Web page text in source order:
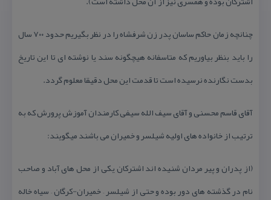
چنانچه زمان حاكم ساسان پدر زن شرفشاه را در نظر بگیریم حدود ۷۰۰ سال
را باید بنظر بیاوریم كه متاسفانه هیچگونه سند یا نوشته ای تا این تاریخ
بدست نگارنده نرسیده است تا قدمت این محل دقیقا معلوم گردد.
آقای قاسم محسنی و آقای سیف الله سیفی كارمندان آموزش پرورش كه به
ترتیب از خانواده های اولیه شیلسر و خمیران می باشند میگویند:
(از پدران و پیر مردان شنیده اند اشتركان یكی از محل های آباد و صاحب
نام در گذشته های دور بوده و حتی از شیلسر – خمیران-كرگان – سیاه خاله